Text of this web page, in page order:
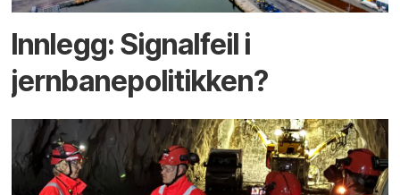
Innlegg: Signalfeil i
jernbanepolitikken?